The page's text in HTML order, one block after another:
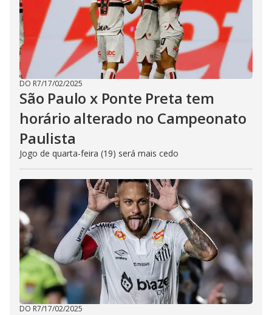
DO R7/17/02/2025
São Paulo x Ponte Preta tem
horário alterado no Campeonato
Paulista
Jogo de quarta-feira (19) será mais cedo
DO R7/17/02/2025